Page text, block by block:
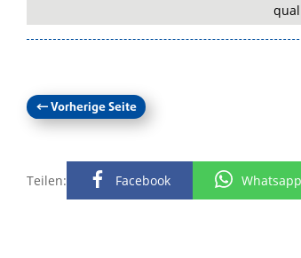
←Vorherige Seite
Teilen: Facebook Whatsapp